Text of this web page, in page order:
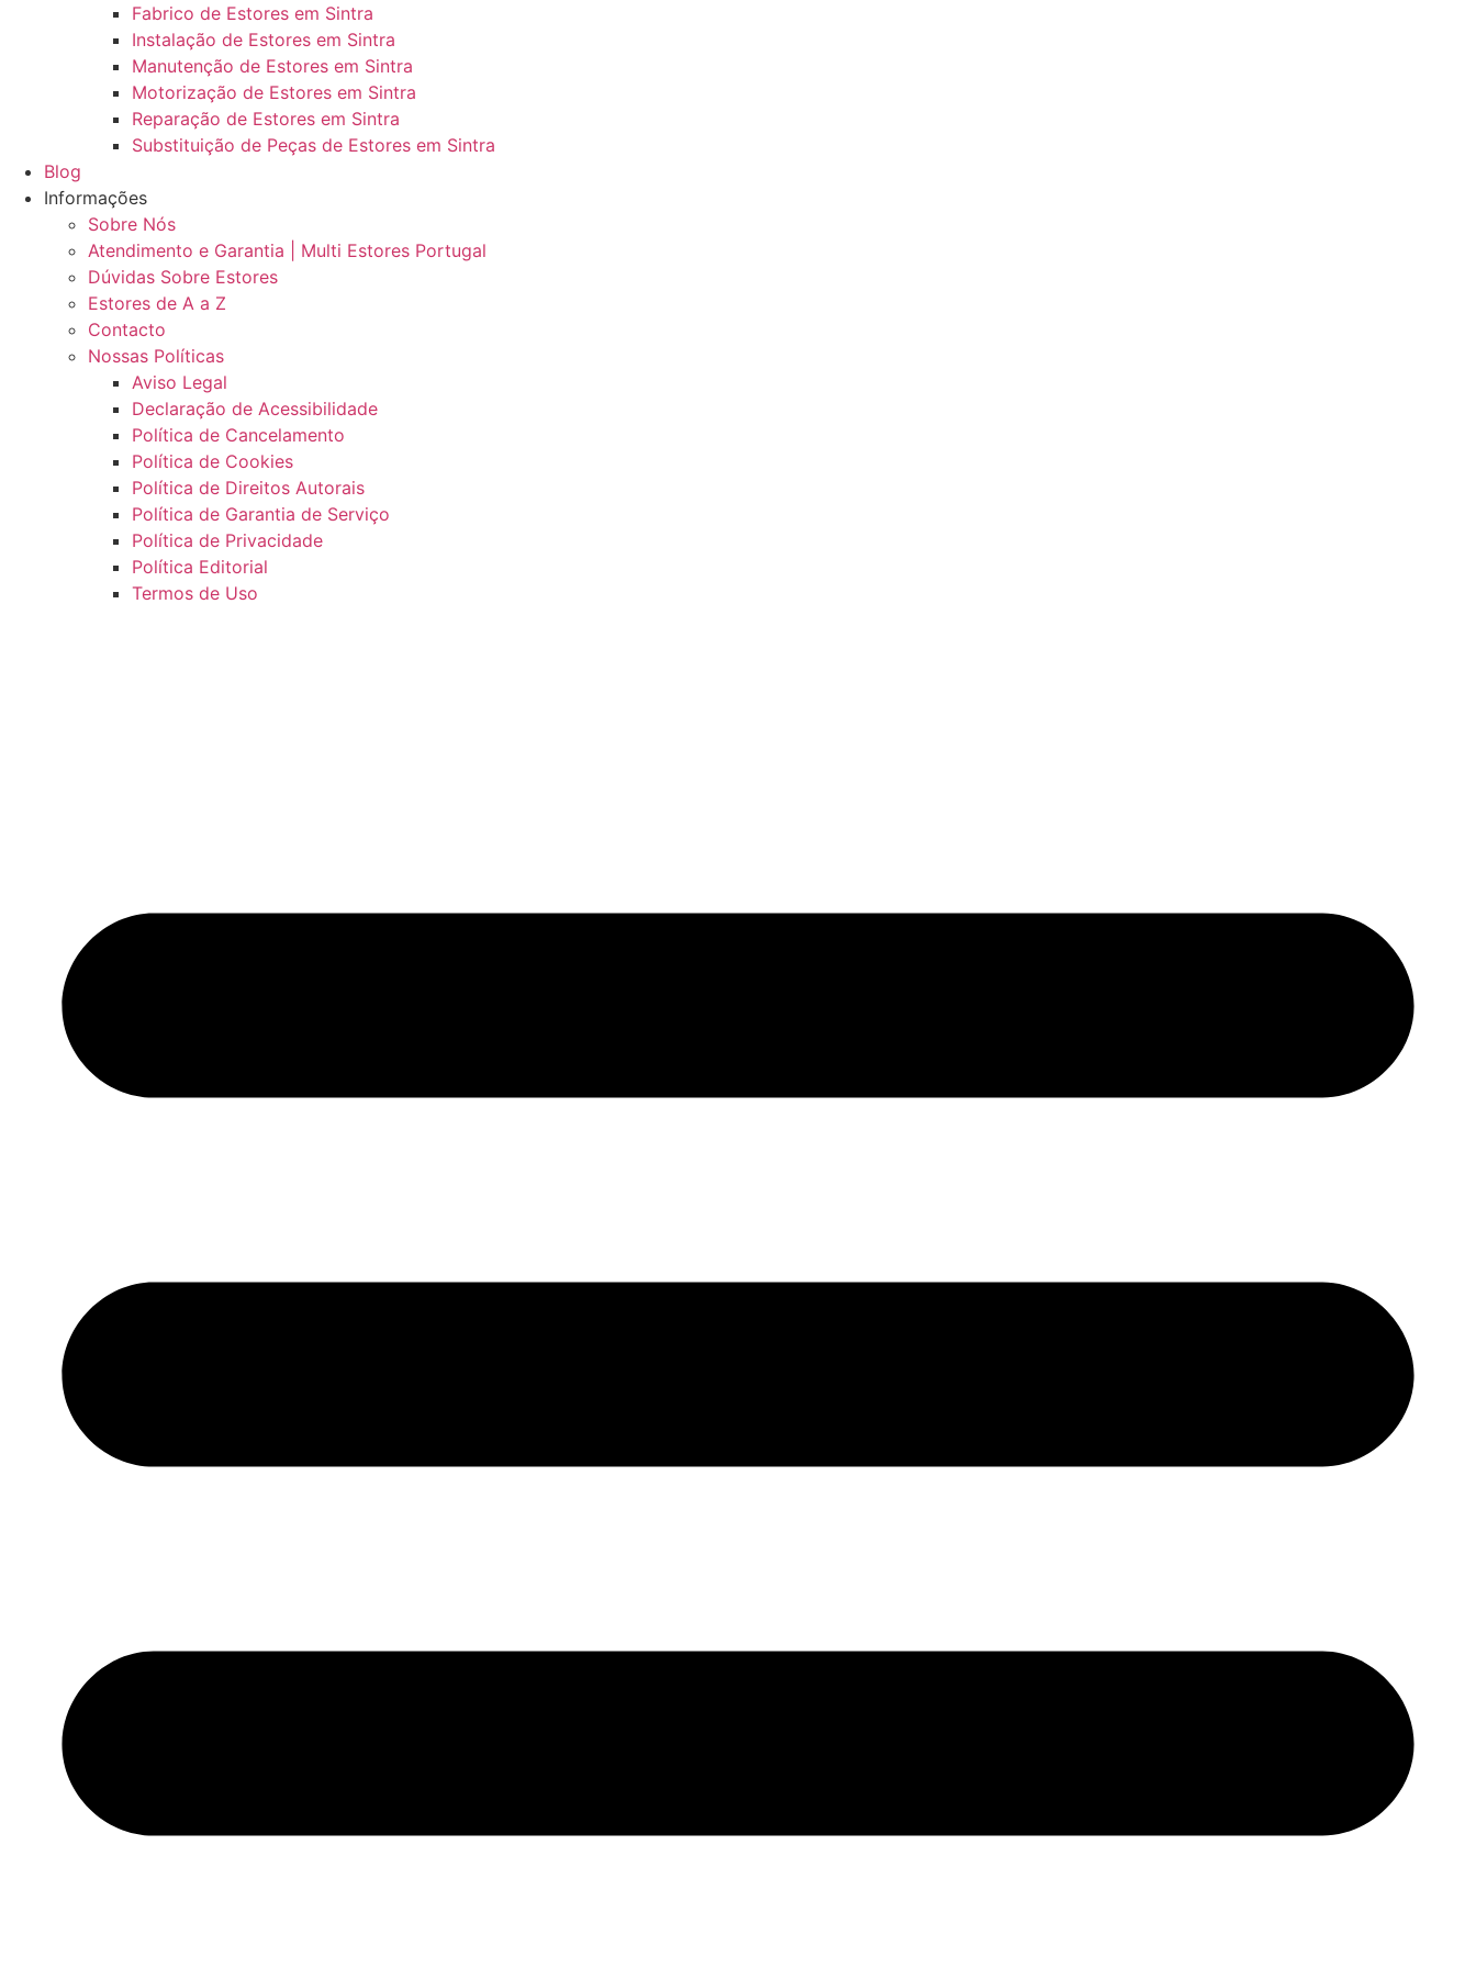
Fabrico de Estores em Sintra
Instalação de Estores em Sintra
Manutenção de Estores em Sintra
Motorização de Estores em Sintra
Reparação de Estores em Sintra
Substituição de Peças de Estores em Sintra
Blog
Informações
Sobre Nós
Atendimento e Garantia | Multi Estores Portugal
Dúvidas Sobre Estores
Estores de A a Z
Contacto
Nossas Políticas
Aviso Legal
Declaração de Acessibilidade
Política de Cancelamento
Política de Cookies
Política de Direitos Autorais
Política de Garantia de Serviço
Política de Privacidade
Política Editorial
Termos de Uso